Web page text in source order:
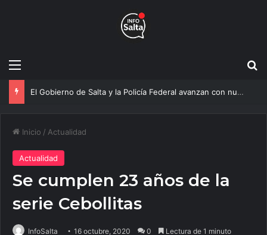
Menú
Más agua para Salta: Construyen una obra clave que mejorará el servicio a 20 mil vecinos
Inicio / Actualidad
Actualidad
Se cumplen 23 años de la
serie Cebollitas
InfoSalta 16 octubre, 2020 0 Lectura de 1 minuto